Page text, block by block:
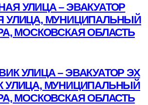
УЛИЦА – ЭВАКУАТОР
УЛИЦА, МУНИЦИПАЛЬНЫЙ
МОСКОВСКАЯ ОБЛАСТЬ
УЛИЦА – ЭВАКУАТОР ЭХ
УЛИЦА, МУНИЦИПАЛЬНЫЙ
МОСКОВСКАЯ ОБЛАСТЬ